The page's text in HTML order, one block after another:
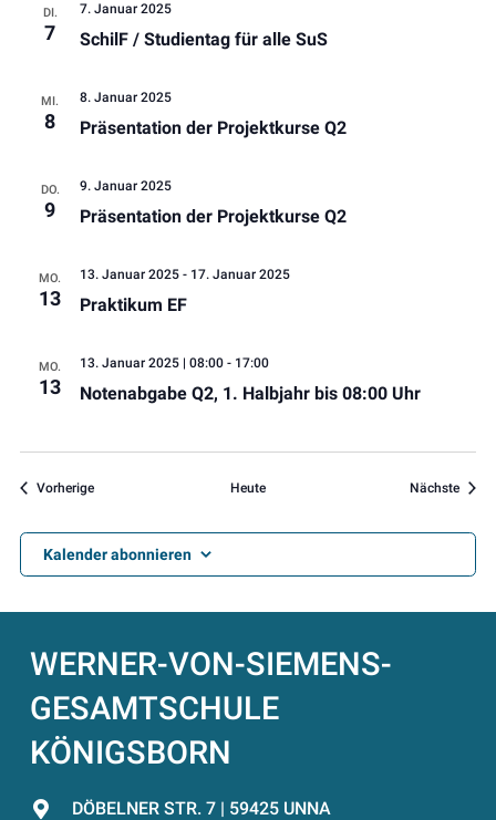
DI.
7 SchilF / Studientag für alle SuS
7. Januar 2025
MI.
8 Präsentation der Projektkurse Q2
8. Januar 2025
DO.
9 Präsentation der Projektkurse Q2
9. Januar 2025
MO.
13 Praktikum EF
13. Januar 2025 - 17. Januar 2025
MO.
13 Notenabgabe Q2, 1. Halbjahr bis 08:00 Uhr
13. Januar 2025 | 08:00 - 17:00
VorherigeVeranstaltungen Heute Nächste
Kalender abonnieren
WERNER-VON-SIEMENS-
GESAMTSCHULE
KÖNIGSBORN
DÖBELNER STR. 7 | 59425 UNNA